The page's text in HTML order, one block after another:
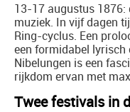
13-17 augustus 1876:
muziek. In vijf dagen
Ring-cyclus. Een
een formidabel lyrisch
Nibelungen is een
rijkdom ervan met
Twee festivals in